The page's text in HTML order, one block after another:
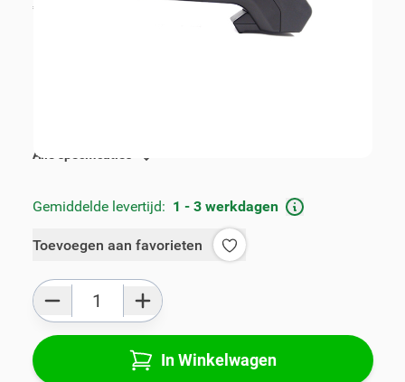
€ 73,55
Alle specificaties
Gemiddelde levertijd: 1 - 3 werkdagen
Toevoegen aan favorieten
Aantal
In Winkelwagen